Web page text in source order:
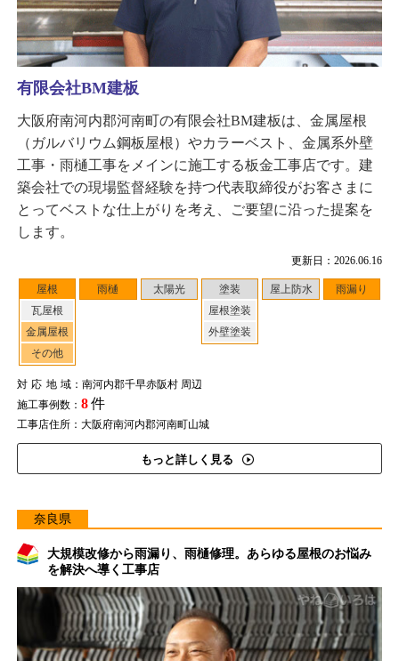
更新日：2026.06.16
屋根
瓦屋根
金属屋根
その他
雨樋 太陽光
塗装
屋根塗装
外壁塗装
屋上防水 雨漏り
対応地域：南河内郡千早赤阪村 周辺
施工事例数： 8件
工事店住所：大阪府南河内郡河南町山城
もっと詳しく見る
有限会社BM建板
大阪府南河内郡河南町の有限会社BM建板は、金属屋根
（ガルバリウム鋼板屋根）やカラーベスト、金属系外壁
工事・雨樋工事をメインに施工する板金工事店です。建
築会社での現場監督経験を持つ代表取締役がお客さまに
とってベストな仕上がりを考え、ご要望に沿った提案を
します。
奈良県
大規模改修から雨漏り、雨樋修理。あらゆる屋根のお悩み
を解決へ導く工事店